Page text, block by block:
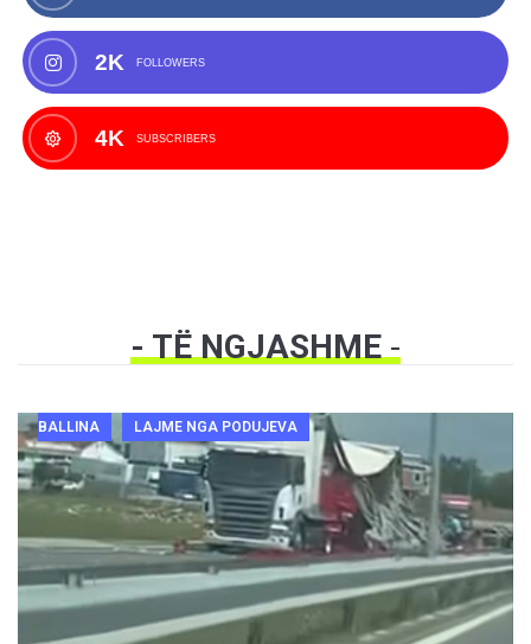
2K FOLLOWERS
4K SUBSCRIBERS
- TË NGJASHME-
BALLINA LAJME NGA PODUJEVA